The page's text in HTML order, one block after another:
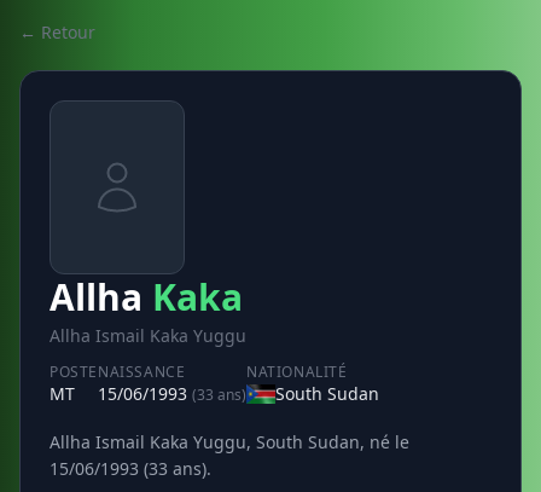
← Retour
Allha Kaka
Allha Ismail Kaka Yuggu
POSTE
MT
NAISSANCE
15/06/1993 (33 ans)
NATIONALITÉ
South Sudan
Allha Ismail Kaka Yuggu, South Sudan, né le
15/06/1993 (33 ans).